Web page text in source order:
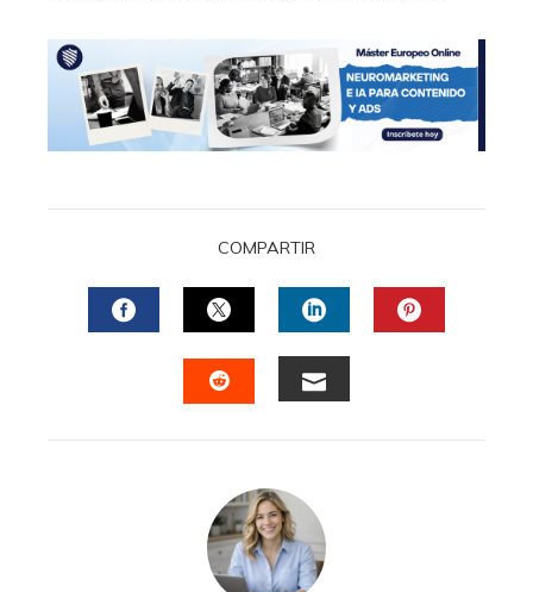
COMPARTIR
FACEBOOKTWITTERLINKEDIN